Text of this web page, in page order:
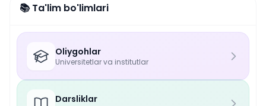
📚 Ta'lim bo'limlari
Oliygohlar
Universitetlar va institutlar
Darsliklar